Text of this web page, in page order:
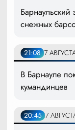
Барнаульский
снежных
21:08 7
В Барнауле
кумандинцев
20:45 7